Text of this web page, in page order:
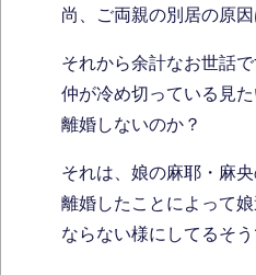
尚、ご両親の別居の原因
それから余計なお世話
仲が冷め切っている見
離婚しないのか？
それは、娘の麻耶・麻
離婚したことによって
ならない様にしてるそう